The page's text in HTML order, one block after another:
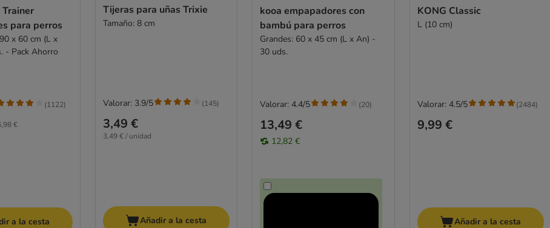
Trainer
para perros
x 60 cm (L x
- Pack Ahorro
€
(1122)
a la cesta
Tijeras para uñas Trixie
Tamaño: 8 cm
3,49 €
3,49 € / unidad
Valorar: 3.9/5 (145)
Añadir a la cesta
kooa empapadores con
bambú para perros
Grandes: 60 x 45 cm (L x An) -
30 uds.
13,49 €
12,82 €
Valorar: 4.4/5 (20)
KONG Classic
L (10 cm)
9,99 €
Valorar: 4.5/5 (2484)
Añadir a la cesta